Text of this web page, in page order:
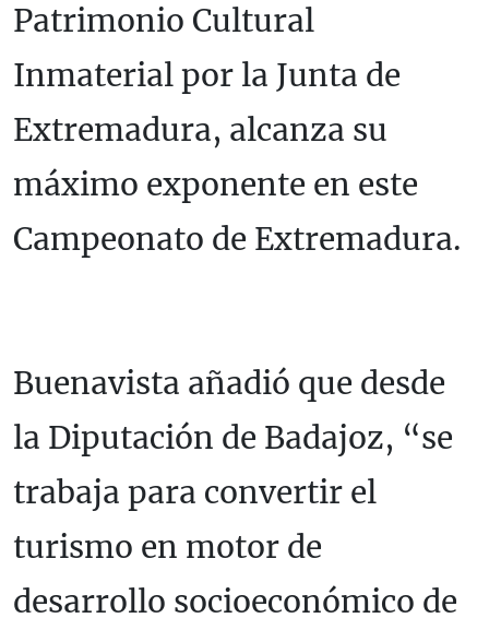
Patrimonio Cultural
Inmaterial por la Junta de
Extremadura, alcanza su
máximo exponente en este
Campeonato de Extremadura.
Buenavista añadió que desde
la Diputación de Badajoz, “se
trabaja para convertir el
turismo en motor de
desarrollo socioeconómico de